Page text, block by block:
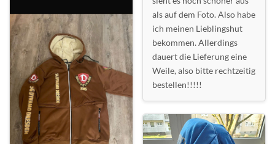
als auf dem Foto. Also habe
ich meinen Lieblingshut
bekommen. Allerdings
dauert die Lieferung eine
Weile, also bitte rechtzeitig
bestellen!!!!!